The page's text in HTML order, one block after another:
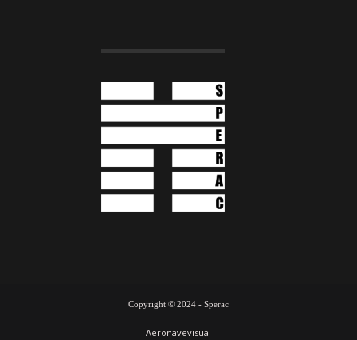
Copyright © 2024 - Sperac
Aeronavevisual